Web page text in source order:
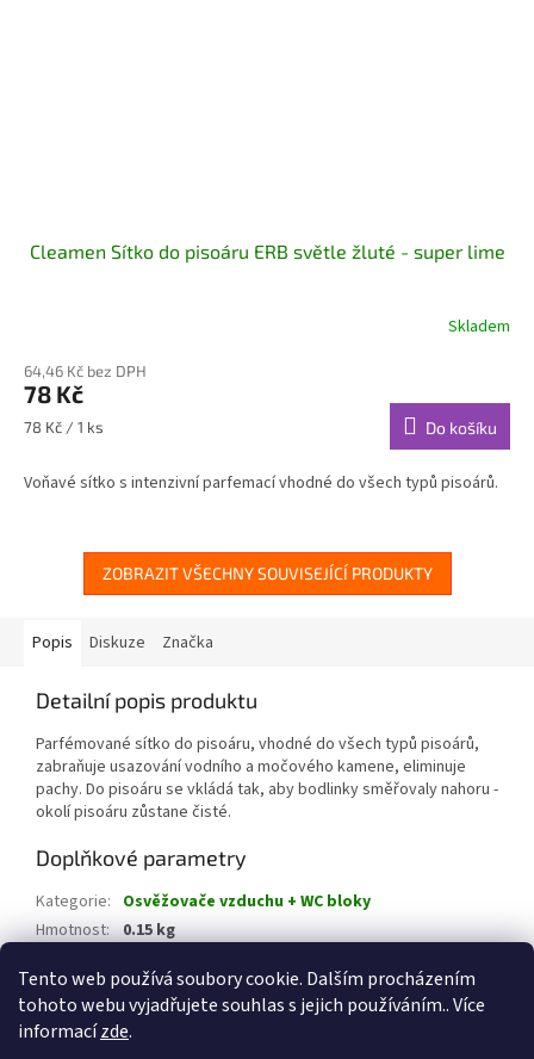
Tento web používá soubory cookie. Dalším procházením
tohoto webu vyjadřujete souhlas s jejich používáním.. Více
informacízde.
Cleamen Sítko do pisoáru ERB světle žluté - super lime
Skladem
64,46 Kč bez DPH
78 Kč
Měrná
78 Kč / 1 ks Do košíku
Voňavé sítko s intenzivní parfemací vhodné do všech typů pisoárů.
ZOBRAZIT VŠECHNY SOUVISEJÍCÍ PRODUKTY
Popis Diskuze Značka
Detailní popis produktu
Parfémované sítko do pisoáru, vhodné do všech typů pisoárů,
zabraňuje usazování vodního a močového kamene, eliminuje
pachy. Do pisoáru se vkládá tak, aby bodlinky směřovaly nahoru -
okolí pisoáru zůstane čisté.​
Doplňkové parametry
Kategorie: Osvěžovače vzduchu + WC bloky
Hmotnost: 0.15 kg